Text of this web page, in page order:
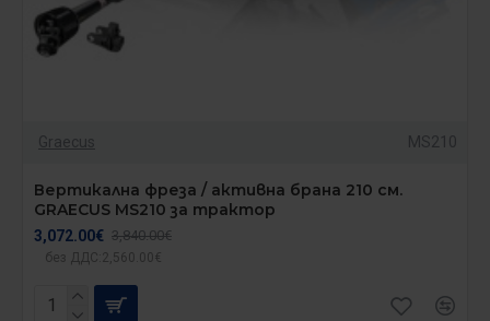
Graecus MS210
Вертикална фреза / активна брана 210 см.
GRAECUS MS210 за трактор
3,072.00€ 3,840.00€
без ДДС:2,560.00€